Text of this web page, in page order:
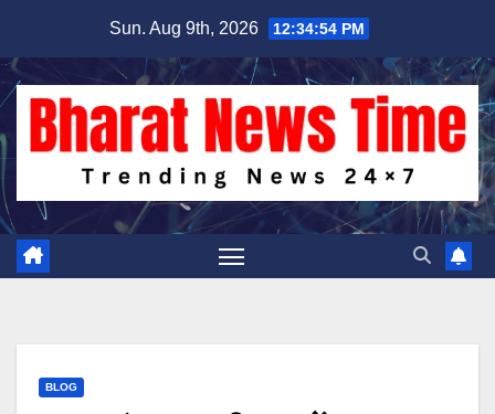
content
Sun. Aug 9th, 2026 12:34:55 PM
BLOG